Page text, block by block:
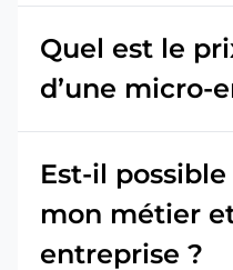
Quel est le
d’une micro-
Est-il
mon métier
entreprise ?